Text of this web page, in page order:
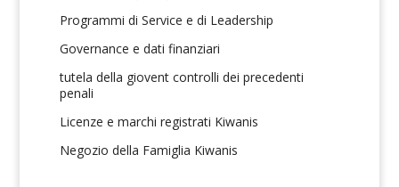
Programmi di Service e di Leadership
Governance e dati finanziari
tutela della giovent controlli dei precedenti
penali
Licenze e marchi registrati Kiwanis
Negozio della Famiglia Kiwanis